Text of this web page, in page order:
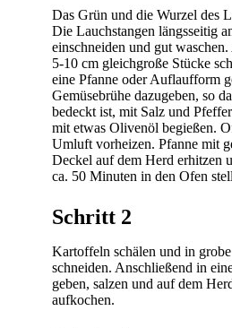
Das Grün und die Wurzel des
Die Lauchstangen längsseitig
einschneiden und gut
5-10 cm gleichgroße Stücke
eine Pfanne oder Auflaufform
Gemüsebrühe dazugeben, so
bedeckt ist, mit Salz und
mit etwas Olivenöl begießen.
Umluft vorheizen. Pfanne mit
Deckel auf dem Herd erhitzen
ca. 50 Minuten in den Ofen
Schritt 2
Kartoffeln schälen und in
schneiden. Anschließend in
geben, salzen und auf dem
aufkochen.